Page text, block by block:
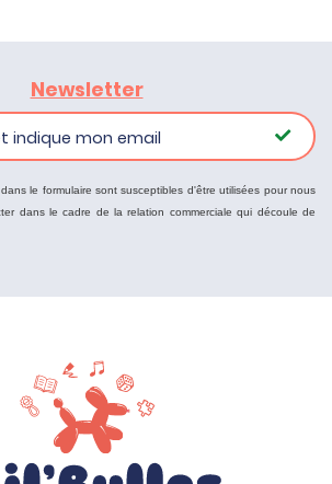
Newsletter
indique mon email
le formulaire sont susceptibles d'être utilisées pour nous
dans le cadre de la relation commerciale qui découle de